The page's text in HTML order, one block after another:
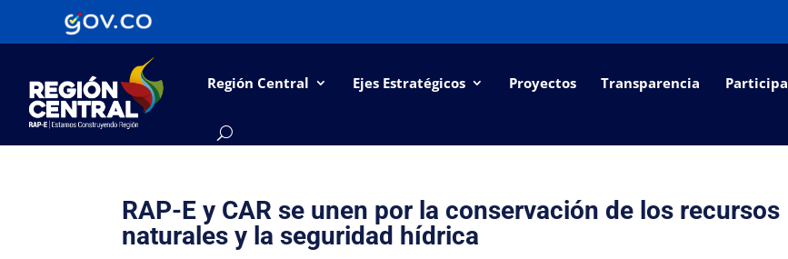
Región Central Ejes Estratégicos Proyectos Transparencia Participa
RAP-E y CAR se unen por la conservación de los recursos
naturales y la seguridad hídrica